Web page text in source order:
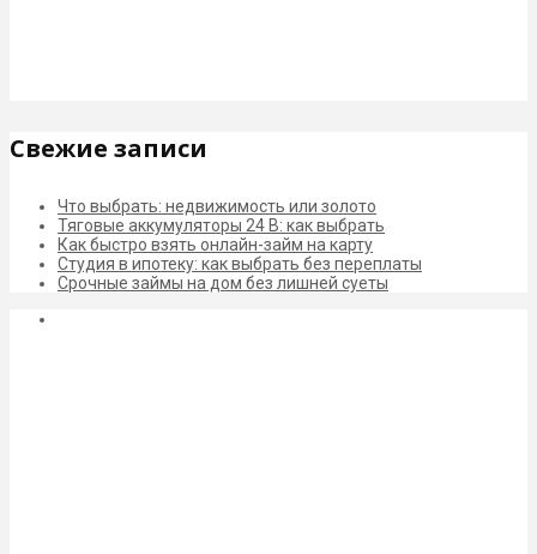
Свежие записи
Что выбрать: недвижимость или золото
Тяговые аккумуляторы 24 В: как выбрать
Как быстро взять онлайн-займ на карту
Студия в ипотеку: как выбрать без переплаты
Срочные займы на дом без лишней суеты